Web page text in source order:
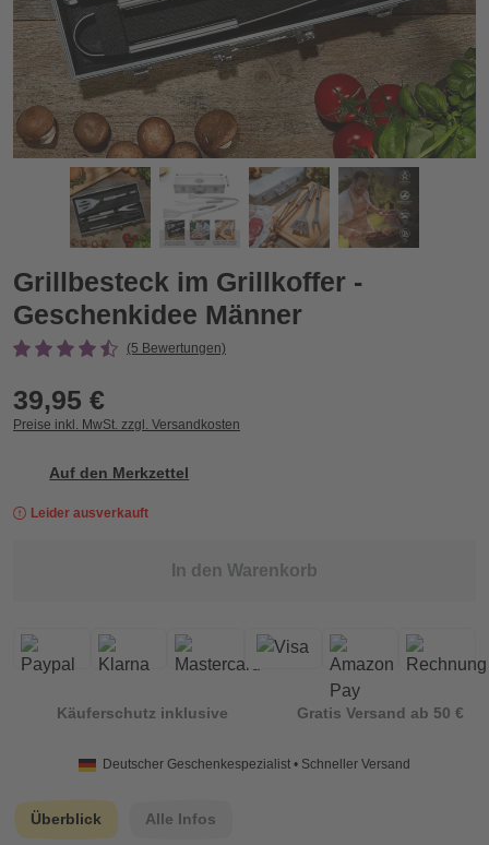
Grillbesteck im Grillkoffer - Geschenkidee Männer
Zurück
Grillbesteck im Grillkoffer -
Geschenkidee Männer
(5 Bewertungen)
39,95 €
Preise inkl. MwSt. zzgl. Versandkosten
Auf den Merkzettel
Leider ausverkauft
In den Warenkorb
Käuferschutz inklusive Gratis Versand ab 50 €
Deutscher Geschenkespezialist • Schneller Versand
Überblick Alle Infos